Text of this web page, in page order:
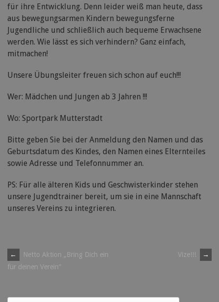
für ihre Entwicklung. Denn leider weiß man heute, dass
aus bewegungsarmen Kindern bewegungsferne
Jugendliche und schließlich auch bequeme Erwachsene
werden. Wie lässt es sich verhindern? Ganz einfach,
mitmachen!
Unsere Übungsleiter freuen sich schon auf euch!!!
Wer: Mädchen und Jungen ab 3 Jahren !!!
Wo: Sportpark Mutterstadt
Bitte geben Sie bei der Anmeldung den Namen und das
Geburtsdatum des Kindes, den Namen eines Elternteiles
sowie Adresse und Telefonnummer an.
PS: Für alle älteren Kids und Geschwisterkinder stehen
unsere Jugendtrainer bereit, um sie in eine Mannschaft
unseres Vereins zu integrieren.
Post
←
Netto Aktion „Bring Dich ein
für deinen Verein“
Vize!!! →